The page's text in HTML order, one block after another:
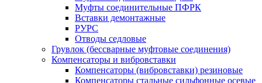
Муфты соединительные ПФРК
Вставки демонтажные
РУРС
Отводы седловые
Грувлок (бессварные муфтовые соединения)
Компенсаторы и вибровставки
Компенсаторы (вибровставки) резиновые
Компенсаторы стальные сильфонные осевые